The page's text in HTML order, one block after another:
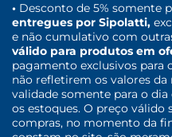
• Desconto de 5% somente
entregues por Sipolatti,
e não cumulativo com
válido para produtos em
pagamento exclusivos para
não refletirem os valores da
validade somente para o
os estoques. O preço
compras, no momento da